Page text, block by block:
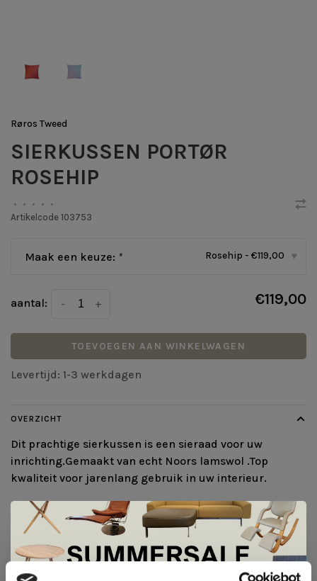
Røros Tweed
SIERKUSSEN PORTØR
ROSEHIP
• • • •
•
Artikelcode 103753
Maak een keuze: * Rosehip - €119,00 ▾
aantal: +
- €119,00
TOEVOEGEN AAN WINKELWAGEN
Levertijd: 1-3 werkdagen
OVERZICHT
Dit prachtige sierkussen is een sieraad voor uw
inrichting.Gemaakt van echt Noors lamswol .Top
kwaliteit voor jarenlang gebruik in uw interieur.
DETAILS
PORTØR